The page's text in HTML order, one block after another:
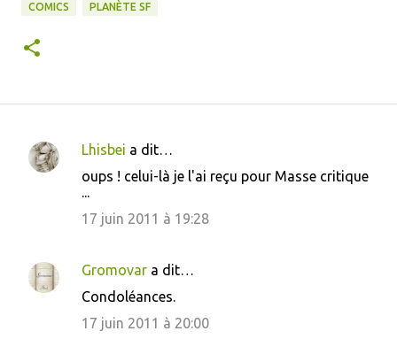
COMICS PLANÈTE SF
C
e
n
Lhisbei a dit…
oups ! celui-là je l'ai reçu pour Masse critique
...
17 juin 2011 à 19:28
Gromovar a dit…
Condoléances.
17 juin 2011 à 20:00